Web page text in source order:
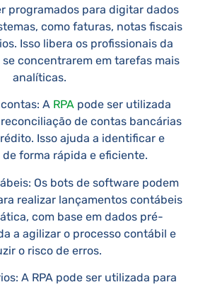
programados para digitar dados
como faturas, notas fiscais
Isso libera os profissionais da
concentrarem em tarefas mais
analíticas.
A RPA pode ser utilizada
de contas bancárias
Isso ajuda a identificar e
forma rápida e eficiente.
Os bots de software podem
realizar lançamentos contábeis
com base em dados pré-
a agilizar o processo contábil e
o risco de erros.
A RPA pode ser utilizada para